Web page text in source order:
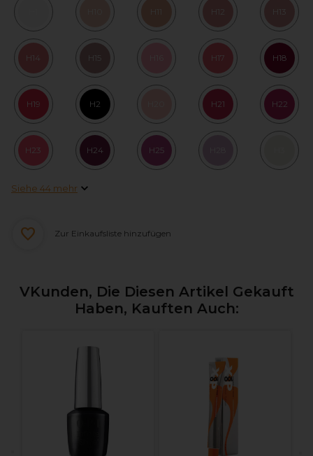
H11 H12
H14 H15 H17 H18
H19 H2 H21 H22
H23 H24 H25
Siehe 44 mehr
Zur Einkaufsliste hinzufügen
VKunden, Die Diesen Artikel Gekauft
Haben, Kauften Auch: